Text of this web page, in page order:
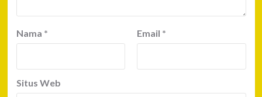
Nama * Email *
Situs Web